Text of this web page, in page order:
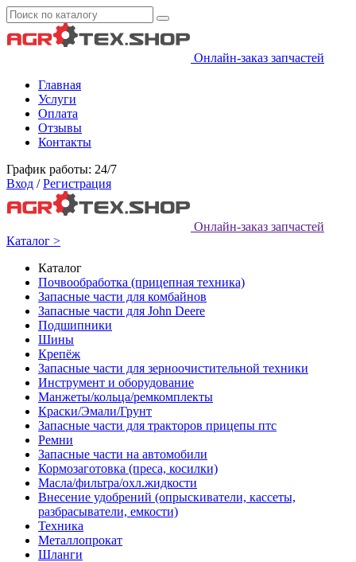
Онлайн-заказ запчастей
Главная
Услуги
Оплата
Отзывы
Контакты
График работы: 24/7
Вход / Регистрация
Онлайн-заказ запчастей
Каталог >
Каталог
Почвообработка (прицепная техника)
Запасные части для комбайнов
Запасные части для John Deere
Подшипники
Шины
Крепёж
Запасные части для зерноочистительной техники
Инструмент и оборудование
Манжеты/кольца/ремкомплекты
Краски/Эмали/Грунт
Запасные части для тракторов прицепы птс
Ремни
Запасные части на автомобили
Кормозаготовка (преса, косилки)
Масла/фильтра/охл.жидкости
Внесение удобрений (опрыскиватели, кассеты,
разбрасыватели, емкости)
Техника
Металлопрокат
Шланги